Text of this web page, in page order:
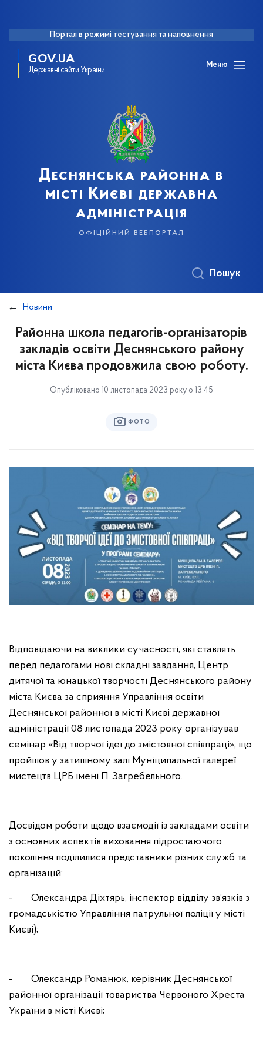
Портал в режимі тестування та наповнення
GOV.UA
Державні сайти України
Меню
Деснянська районна в
місті Києві державна
адміністрація
офіційний вебпортал
Пошук
Новини
Районна школа педагогів-організаторів
закладів освіти Деснянського району
міста Києва продовжила свою роботу.
Опубліковано 10 листопада 2023 року о 13:45
ФОТО
Відповідаючи на виклики сучасності, які ставлять
перед педагогами нові складні завдання, Центр
дитячої та юнацької творчості Деснянського району
міста Києва за сприяння Управління освіти
Деснянської районної в місті Києві державної
адміністрації 08 листопада 2023 року організував
семінар «Від творчої ідеї до змістовної співпраці», що
пройшов у затишному залі Муніципальної галереї
мистецтв ЦРБ імені П. Загребельного.
Досвідом роботи щодо взаємодії із закладами освіти
з основних аспектів виховання підростаючого
покоління поділилися представники різних служб та
організацій:
- Олександра Діхтярь, інспектор відділу зв’язків з
громадськістю Управління патрульної поліції у місті
Києві);
- Олександр Романюк, керівник Деснянської
районної організації товариства Червоного Хреста
України в місті Києві;